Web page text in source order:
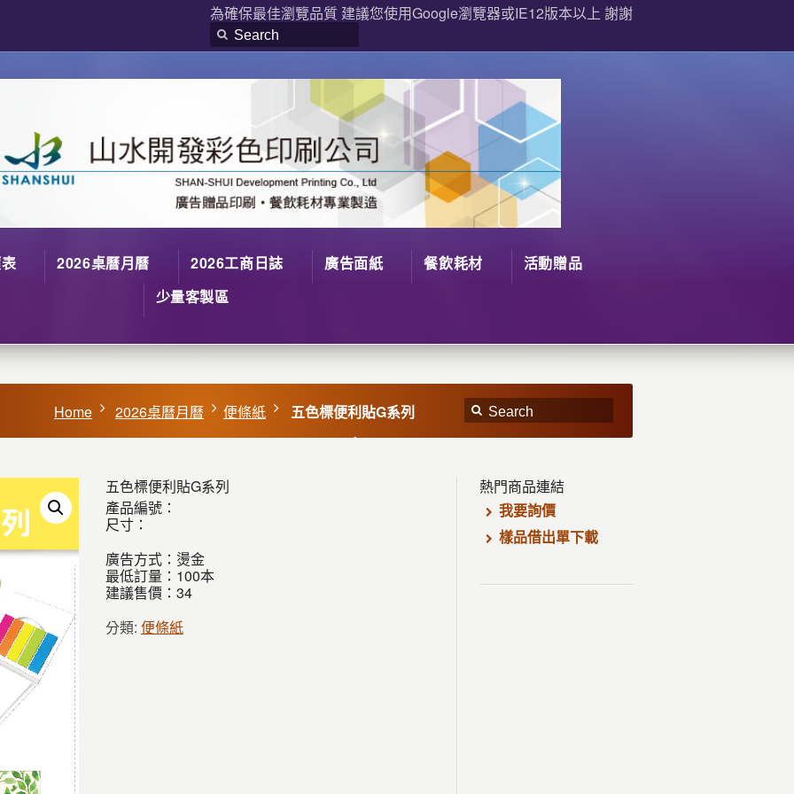
為確保最佳瀏覽品質 建議您使用Google瀏覽器或IE12版本以上 謝謝
2026桌曆月曆 2026工商日誌 廣告面紙 餐飲耗材
活動贈品
少量客製區
Home 2026桌曆月曆 便條紙 五色標便利貼G系列
五色標便利貼G系列
產品編號：
尺寸：
廣告方式：燙金
最低訂量：100本
建議售價：34
分類: 便條紙
熱門商品連結
我要詢價
樣品借出單下載